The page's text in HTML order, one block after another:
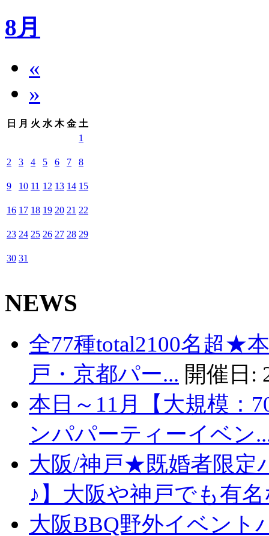
8月
«
»
日 月 火 水 木 金 土
1
2 3 4 5 6 7 8
9 10 11 12 13 14 15
16 17 18 19 20 21 22
23 24 25 26 27 28 29
30 31
NEWS
全77種total2100名超★
戸・京都パー... 開催日:
本日～11月【大規模：
ンパパーティーイベン
大阪/神戸★既婚者限定
♪】大阪や神戸でも有
大阪BBQ野外イベント